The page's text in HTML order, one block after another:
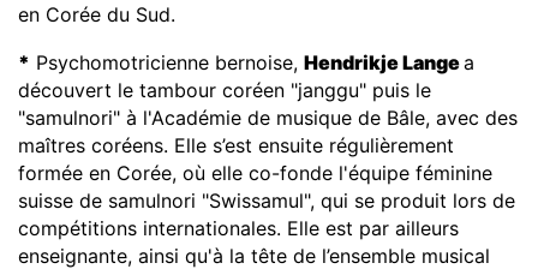
en Corée du Sud.
* Psychomotricienne bernoise, Hendrikje Langea
découvert le tambour coréen "janggu" puis le
"samulnori" à l'Académie de musique de Bâle, avec des
maîtres coréens. Elle s’est ensuite régulièrement
formée en Corée, où elle co-fonde l'équipe féminine
suisse de samulnori "Swissamul", qui se produit lors de
compétitions internationales. Elle est par ailleurs
enseignante, ainsi qu'à la tête de l’ensemble musical